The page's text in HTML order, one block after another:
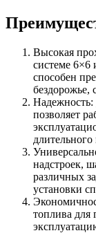
Высокая
системе
способен
бездорожье,
Надежность:
позволяет
надстроек,
различных
установки
топлива для